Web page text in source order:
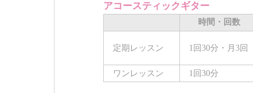
アコースティックギター
時間・回数
定期レッスン 1回30分・月3回
ワンレッスン
1回30分